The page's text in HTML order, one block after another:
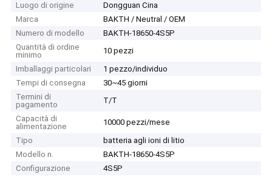
Luogo di origine
Dongguan Cina
Marca
BAKTH / Neutral / OEM
Numero di modello
BAKTH-18650-4S5P
Quantità di ordine
minimo
10 pezzi
Imballaggi particolari
1 pezzo/individuo
Tempi di consegna
30~45 giorni
Termini di
pagamento
T/T
Capacità di
alimentazione
10000 pezzi/mese
Tipo
batteria agli ioni di litio
Modello n.
BAKTH-18650-4S5P
Configurazione
4S5P